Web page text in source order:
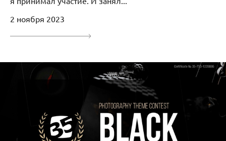
2 ноября 2023